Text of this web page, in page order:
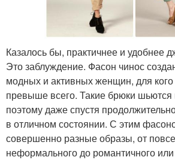
Казалось бы, практичнее и удобнее
Это заблуждение. Фасон чинос
модных и активных женщин, для
превыше всего. Такие брюки шьются
поэтому даже спустя
в отличном состоянии. С этим
совершенно разные образы, от
неформального до романтичного